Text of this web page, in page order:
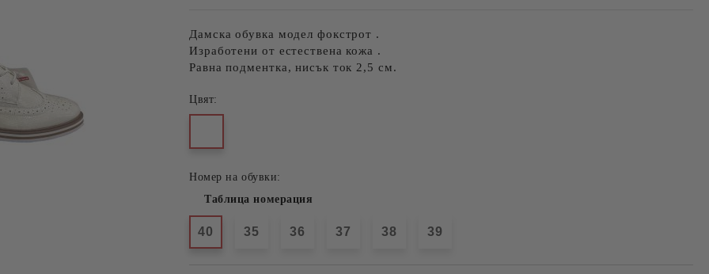
Дамска обувка модел фокстрот .
Изработени от естествена кожа .
Равна подментка, нисък ток 2,5 см.
Цвят:
Номер на обувки:
Таблица номерация
40 35 36 37 38 39